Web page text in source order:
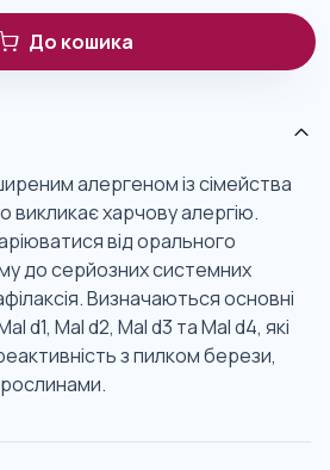
До кошика
алергеном із сімейства
викликає харчову алергію.
від орального
до серйозних системних
Визначаються основні
d1, Mal d2, Mal d3 та Mal d4, які
з пилком берези,